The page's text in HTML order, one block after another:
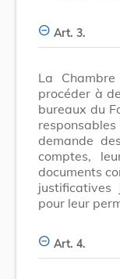
Art. 3.
La
procéder à
bureaux du
demande
comptes,
documents
justificatives
pour leur
Art. 4.